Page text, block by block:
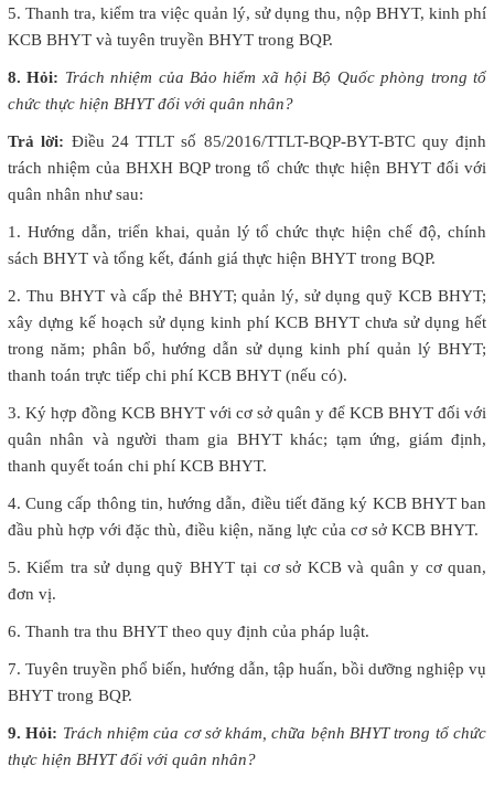
5. Thanh tra, kiểm tra việc quản lý, sử dụng thu, nộp BHYT, kinh phí
KCB BHYT và tuyên truyền BHYT trong BQP.
8. Hỏi: Trách nhiệm của Bảo hiểm xã hội Bộ Quốc phòng trong tổ
chức thực hiện BHYT đối với quân nhân?
Trả lời: Điều 24 TTLT số 85/2016/TTLT-BQP-BYT-BTC quy định
trách nhiệm của BHXH BQP trong tổ chức thực hiện BHYT đối với
quân nhân như sau:
1. Hướng dẫn, triển khai, quản lý tổ chức thực hiện chế độ, chính
sách BHYT và tổng kết, đánh giá thực hiện BHYT trong BQP.
2. Thu BHYT và cấp thẻ BHYT; quản lý, sử dụng quỹ KCB BHYT;
xây dựng kế hoạch sử dụng kinh phí KCB BHYT chưa sử dụng hết
trong năm; phân bổ, hướng dẫn sử dụng kinh phí quản lý BHYT;
thanh toán trực tiếp chi phí KCB BHYT (nếu có).
3. Ký hợp đồng KCB BHYT với cơ sở quân y để KCB BHYT đối với
quân nhân và người tham gia BHYT khác; tạm ứng, giám định,
thanh quyết toán chi phí KCB BHYT.
4. Cung cấp thông tin, hướng dẫn, điều tiết đăng ký KCB BHYT ban
đầu phù hợp với đặc thù, điều kiện, năng lực của cơ sở KCB BHYT.
5. Kiểm tra sử dụng quỹ BHYT tại cơ sở KCB và quân y cơ quan,
đơn vị.
6. Thanh tra thu BHYT theo quy định của pháp luật.
7. Tuyên truyền phổ biến, hướng dẫn, tập huấn, bồi dưỡng nghiệp vụ
BHYT trong BQP.
9. Hỏi: Trách nhiệm của cơ sở khám, chữa bệnh BHYT trong tổ chức
thực hiện BHYT đối với quân nhân?